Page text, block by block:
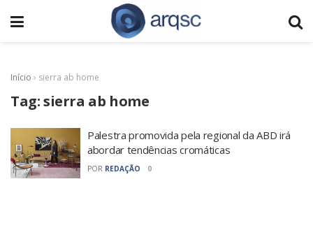
Início › sierra ab home
Tag:sierra ab home
Palestra promovida pela regional da ABD irá
abordar tendências cromáticas
POR REDAÇÃO 0